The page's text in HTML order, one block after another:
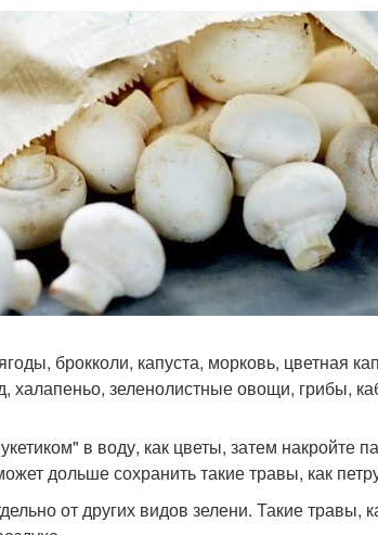
брокколи, капуста, морковь, цветная
халапеньо, зеленолистные овощи, грибы,
в воду, как цветы, затем накройте
дольше сохранить такие травы, как
от других видов зелени. Такие травы,